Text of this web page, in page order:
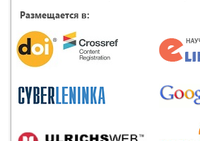
Размещается в: